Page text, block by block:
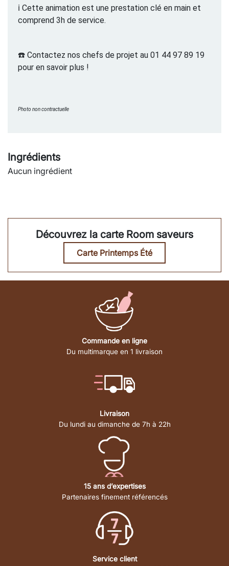
ℹ️ Cette animation est une prestation clé en main et
comprend 3h de service.
☎️ Contactez nos chefs de projet au 01 44 97 89 19
pour en savoir plus !
Photo non contractuelle
Ingrédients
Aucun ingrédient
Découvrez la carte Room saveurs
Carte Printemps Été
Commande en ligne
Du multimarque en 1 livraison
Livraison
Du lundi au dimanche de 7h à 22h
15 ans d’expertises
Partenaires finement référencés
Service client